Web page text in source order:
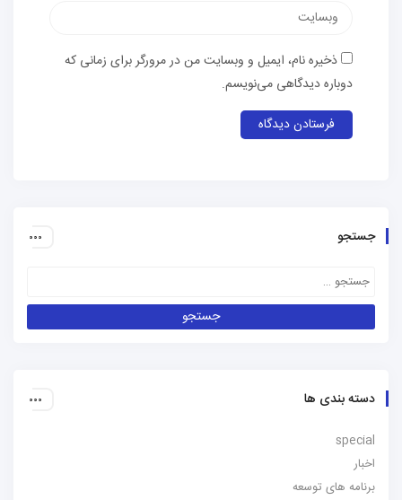
وب‌سایت
ذخیره نام، ایمیل و وبسایت من در مرورگر برای زمانی که
دوباره دیدگاهی می‌نویسم.
جستجو
دسته بندی ها
special
اخبار
برنامه های توسعه